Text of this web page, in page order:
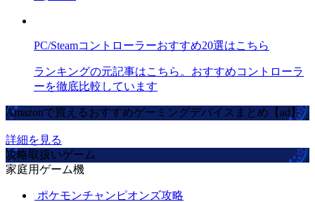
PC/Steamコントローラーおすすめ20選はこちら
ランキングの元記事はこちら。おすすめコントローラ
ーを徹底比較しています
Amazonで買えるおすすめゲーミングデバイスまとめ【ad】
詳細を見る
攻略取扱いゲーム
家庭用ゲーム機
ポケモンチャンピオンズ攻略